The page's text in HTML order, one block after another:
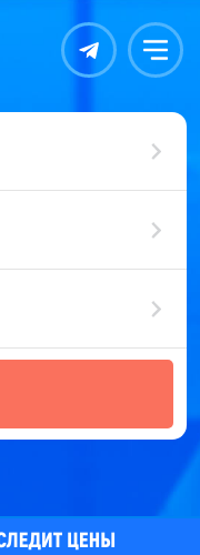
Контакты Меню